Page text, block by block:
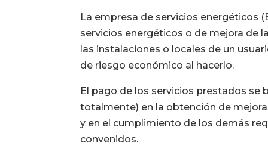
La empresa de servicios energéticos
servicios energéticos o de mejora de
las instalaciones o locales de un
de riesgo económico al hacerlo.
El pago de los servicios prestados se
totalmente) en la obtención de
y en el cumplimiento de los demás
convenidos.